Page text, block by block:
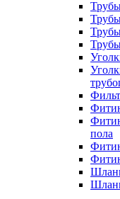
пола